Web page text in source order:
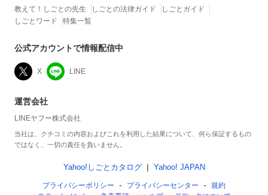
教えて！しごとの先生
しごとの法律ガイド
しごとガイド
しごとワード
特集一覧
公式アカウントで情報配信中
X LINE
運営会社
LINEヤフー株式会社
当社は、クチコミの内容およびこれを利用した結果について、何ら保証するもの
ではなく、一切の責任を負いません。
Yahoo!しごとカタログ Yahoo! JAPAN
プライバシーポリシー プライバシーセンター
規約